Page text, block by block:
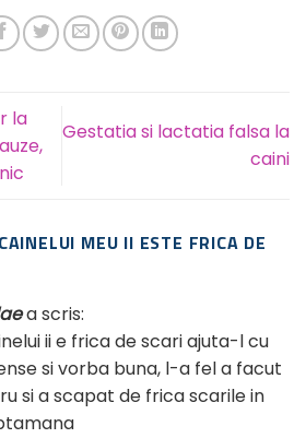
la
Gestatia si lactatia falsa la
caini
CAINELUI MEU II ESTE FRICA DE
a scris:
ii e frica de scari ajuta-l cu
si vorba buna, l-a fel a facut
si a scapat de frica scarile in